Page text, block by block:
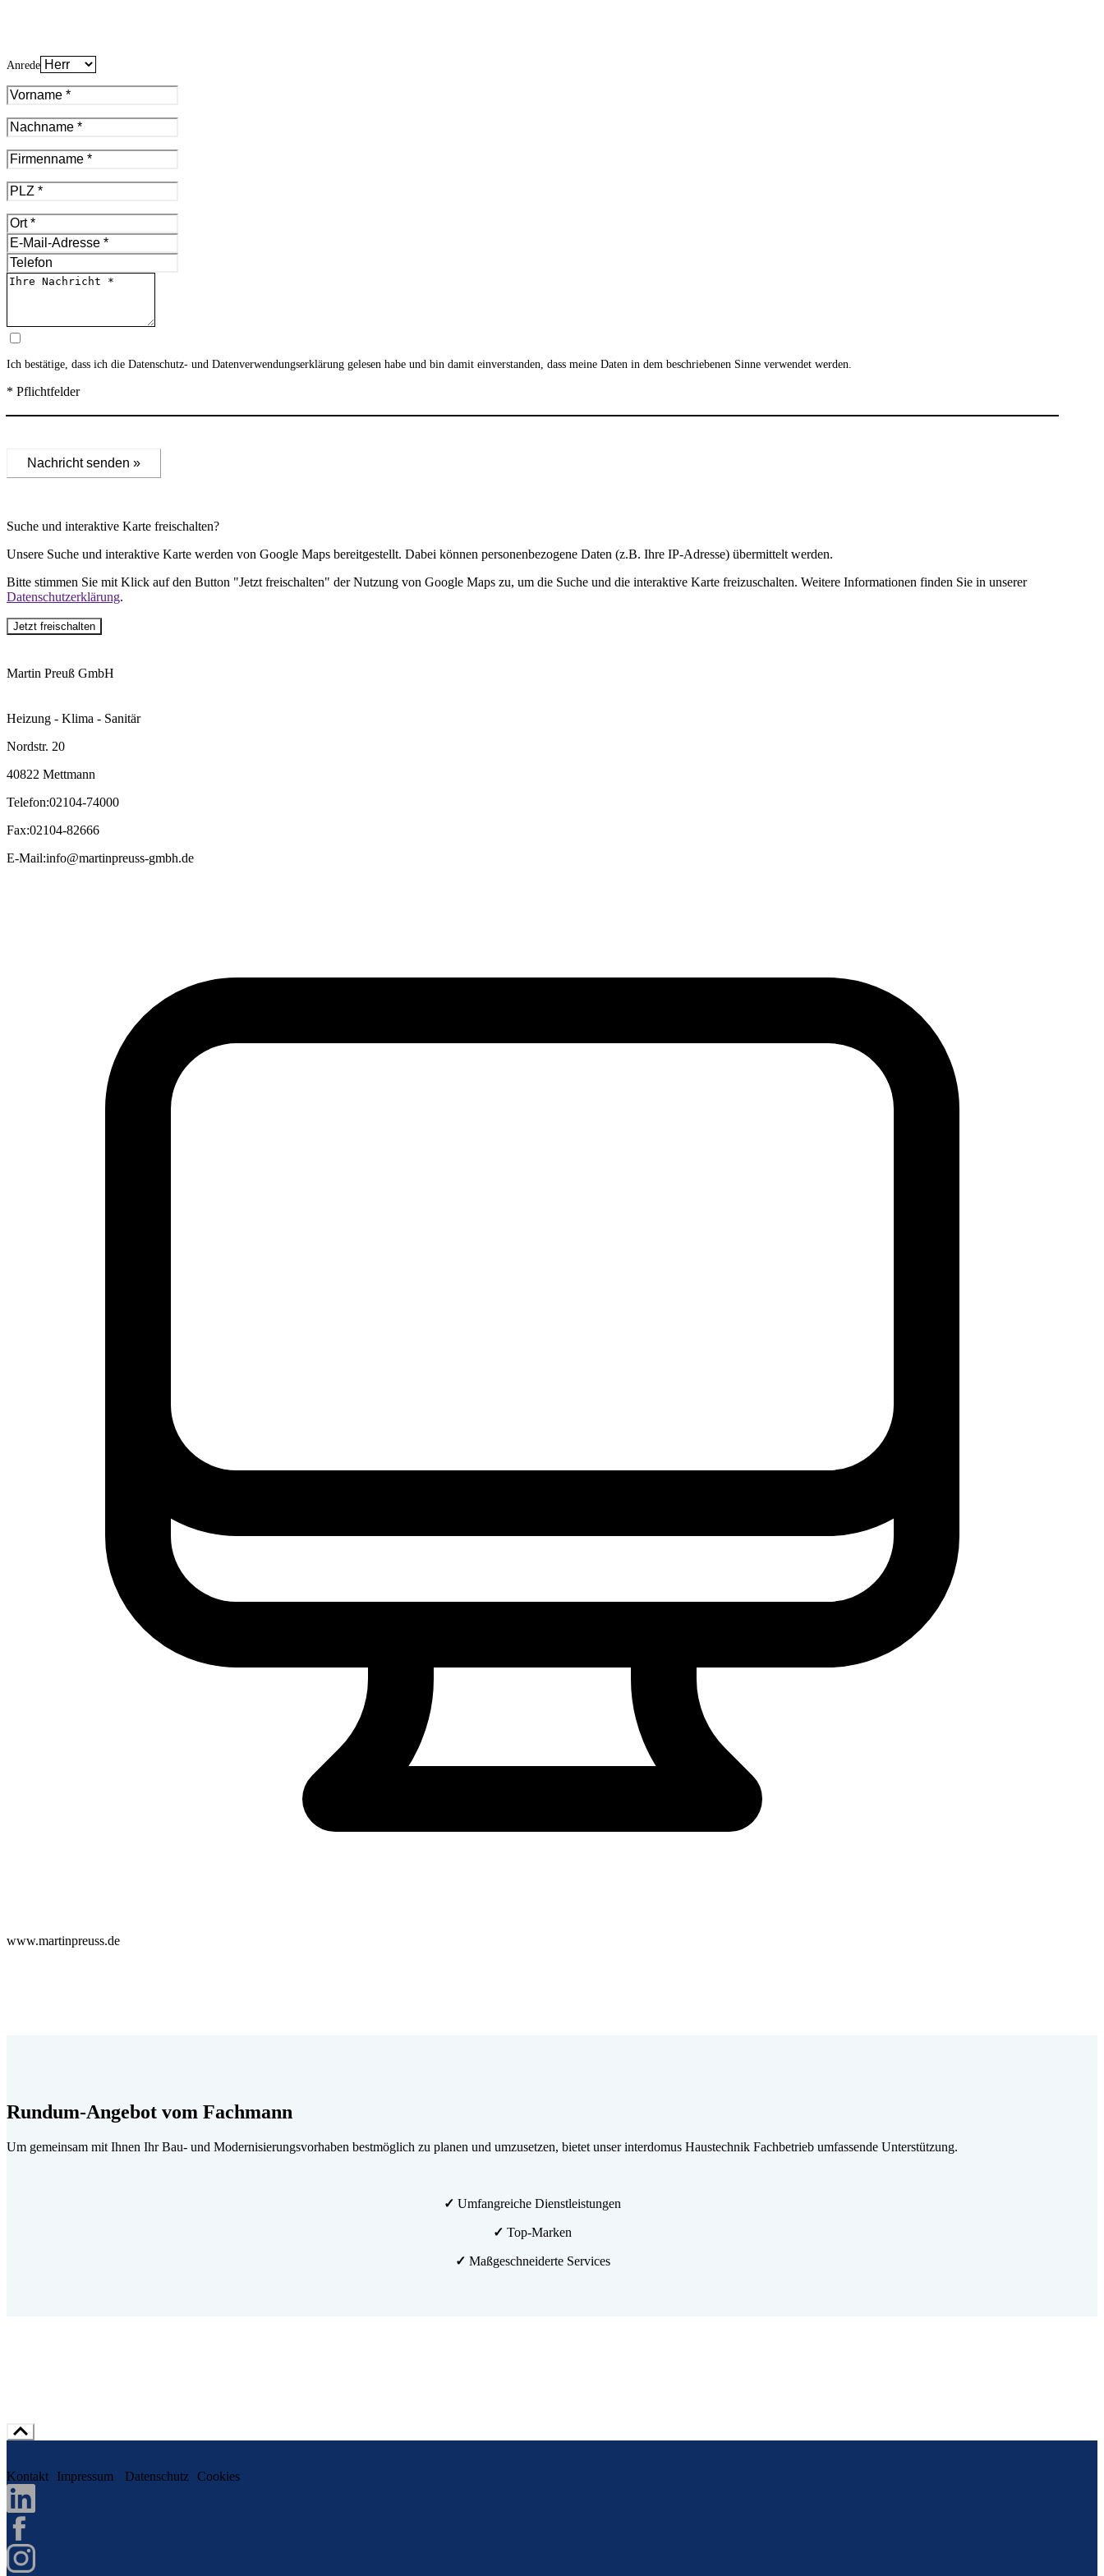
Anrede
Ich bestätige, dass ich die Datenschutz- und Datenverwendungserklärung gelesen habe und bin damit einverstanden, dass meine Daten in dem beschriebenen Sinne verwendet werden.
* Pflichtfelder
Nachricht senden »
Suche und interaktive Karte freischalten?
Unsere Suche und interaktive Karte werden von Google Maps bereitgestellt. Dabei können personenbezogene Daten (z.B. Ihre IP-Adresse) übermittelt werden.
Bitte stimmen Sie mit Klick auf den Button "Jetzt freischalten" der Nutzung von Google Maps zu, um die Suche und die interaktive Karte freizuschalten. Weitere Informationen finden Sie in unserer
Datenschutzerklärung.
Jetzt freischalten
Martin Preuß GmbH
Heizung - Klima - Sanitär
Nordstr. 20
40822 Mettmann
Telefon:02104-74000
Fax:02104-82666
E-Mail:info@martinpreuss-gmbh.de
www.martinpreuss.de
Rundum-Angebot vom Fachmann
Um gemeinsam mit Ihnen Ihr Bau- und Modernisierungsvorhaben bestmöglich zu planen und umzusetzen, bietet unser interdomus Haustechnik Fachbetrieb umfassende Unterstützung.
✓ Umfangreiche Dienstleistungen
✓ Top-Marken
✓ Maßgeschneiderte Services
Kontakt Impressum Datenschutz Cookies